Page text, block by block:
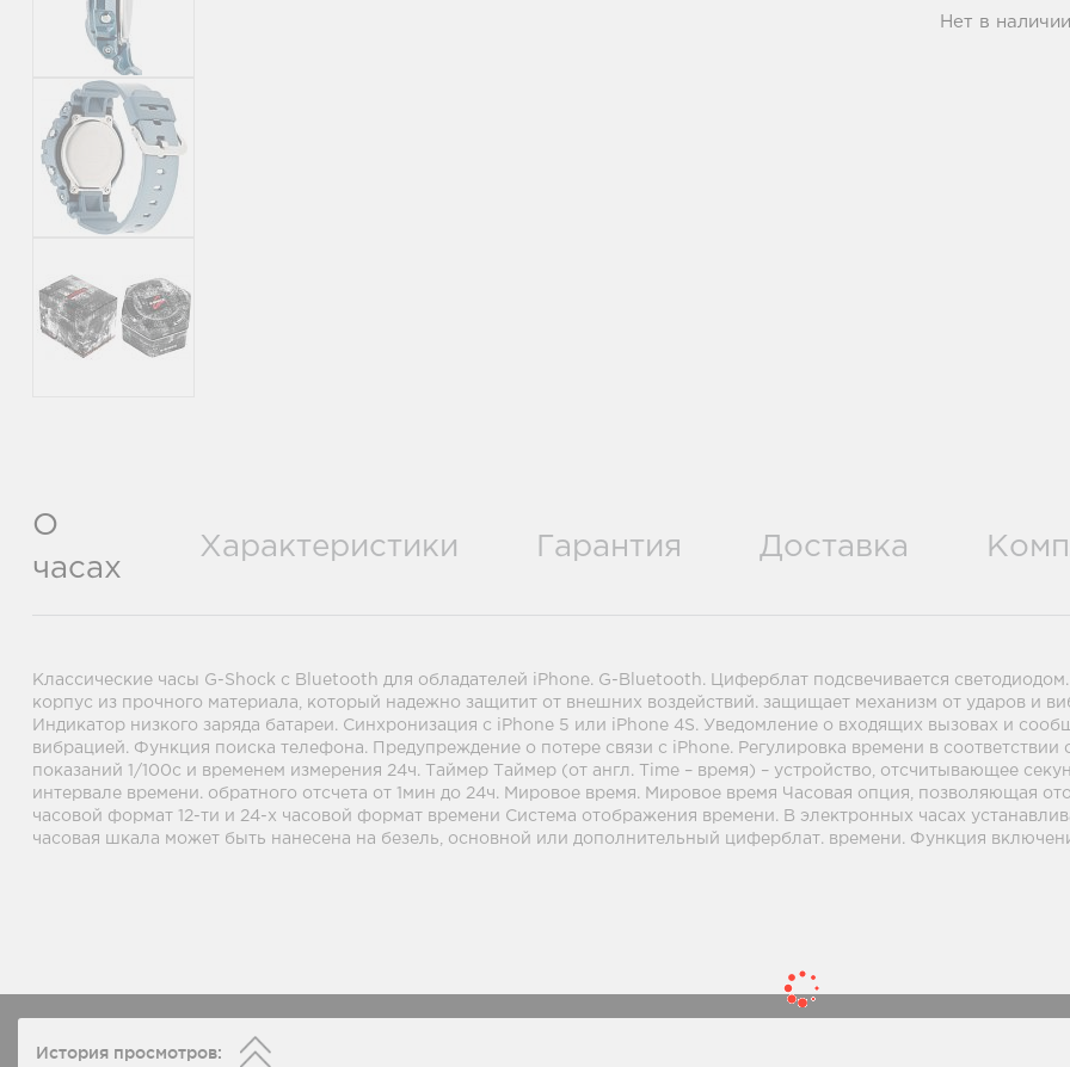
Нет в наличии
О
часах
Характеристики Гарантия Доставка
Классические часы G-Shock с Bluetooth для обладателей iPhone. G-Bluetooth. Циферблат подсвечивается
корпус из прочного материала, который надежно защитит от внешних воздействий. защищает механизм от ударов и
Индикатор низкого заряда батареи. Синхронизация с iPhone 5 или iPhone 4S. Уведомление о входящих вызовах и
вибрацией. Функция поиска телефона. Предупреждение о потере связи с iPhone. Регулировка времени в
показаний 1/100с и временем измерения 24ч. Таймер Таймер (от англ. Time – время) – устройство, отсчитывающее
интервале времени. обратного отсчета от 1мин до 24ч. Мировое время. Мировое время Часовая опция, позволяющая
часовой формат 12-ти и 24-х часовой формат времени Система отображения времени. В электронных часах
часовая шкала может быть нанесена на безель, основной или дополнительный циферблат. времени. Функция
История просмотров: